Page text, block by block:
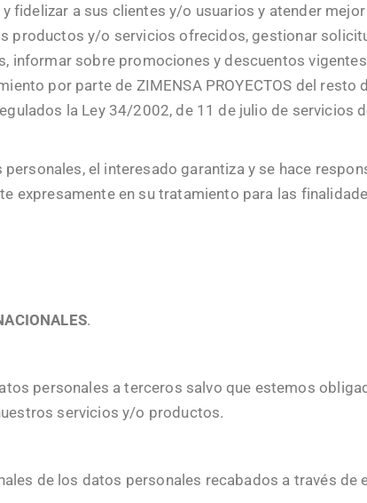
y fidelizar a sus clientes y/o usuarios y atender
productos y/o servicios ofrecidos, gestionar
sobre promociones y descuentos
por parte de ZIMENSA PROYECTOS del resto
la Ley 34/2002, de 11 de julio de servicios
el interesado garantiza y se hace
expresamente en su tratamiento para las
.
personales a terceros salvo que estemos
servicios y/o productos.
de los datos personales recabados a través de